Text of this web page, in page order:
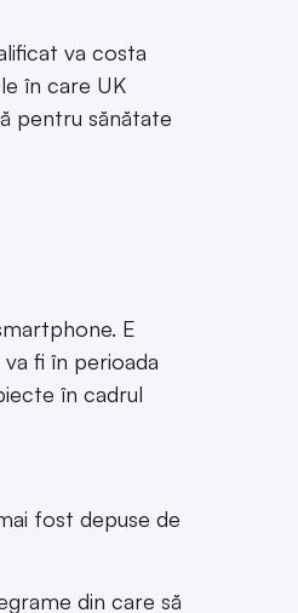
va costa
în care UK
pentru sănătate
E
fi în perioada
în cadrul
fost depuse de
din care să